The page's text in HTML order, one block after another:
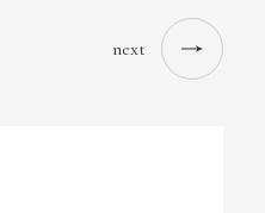
next